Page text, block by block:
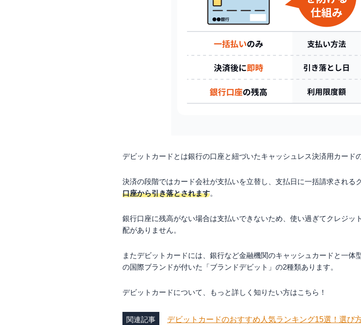
学生におすすめのデビットカード5選
Oliveフレキシブルペイ（一般）
PayPay銀行 Visaデビットカード
GMOあおぞらネット銀行デビット
イオン銀行キャッシュ＋デビット
学生がデビットカードを作る方法
ネットショッピングで使用する場合
FAQ（よくある質問）
中学生でもデビットカードは発行できる？
デビットカードで分割払いはできますか？
デビットカードとは銀行の口座と紐づいたキャッシュレス決済用カード
決済の段階ではカード会社が支払いを立替し、支払日に一括請求される
口座から引き落とされます。
銀行口座に残高がない場合は支払いできないため、使い過ぎてクレジ
配がありません。
またデビットカードには、銀行など金融機関のキャッシュカードと一
の国際ブランドが付いた「ブランドデビット」の2種類あります。
デビットカードについて、もっと詳しく知りたい方はこちら！
関連記事 デビットカードのおすすめ人気ランキング15選！選び